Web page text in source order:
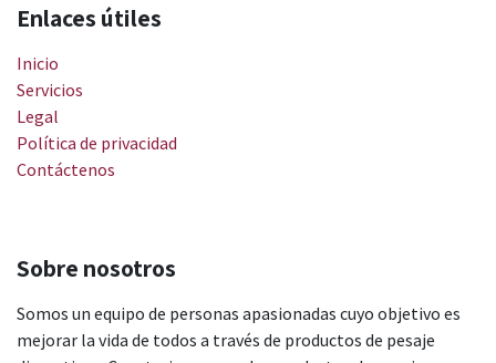
Enlaces útiles
Inicio
Servicios
Legal
Política de privacidad
Contáctenos
Sobre nosotros
Somos un equipo de personas apasionadas cuyo objetivo es
mejorar la vida de todos a través de productos de pesaje